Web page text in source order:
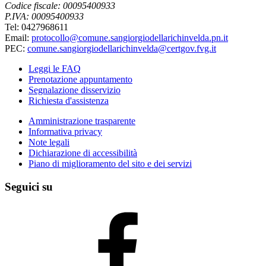
Codice fiscale: 00095400933
P.IVA: 00095400933
Tel: 0427968611
Email: protocollo@comune.sangiorgiodellarichinvelda.pn.it
PEC: comune.sangiorgiodellarichinvelda@certgov.fvg.it
Leggi le FAQ
Prenotazione appuntamento
Segnalazione disservizio
Richiesta d'assistenza
Amministrazione trasparente
Informativa privacy
Note legali
Dichiarazione di accessibilità
Piano di miglioramento del sito e dei servizi
Seguici su